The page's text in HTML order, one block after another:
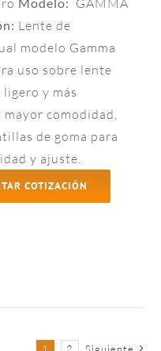
GAMMA
Lente de
modelo Gamma
uso sobre lente
ligero y más
mayor comodidad,
de goma para
y ajuste.
COTIZACIÓN